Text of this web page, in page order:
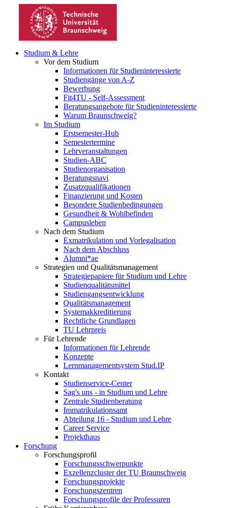
Studium & Lehre
Vor dem Studium
Informationen für Studieninteressierte
Studiengänge von A-Z
Bewerbung
Fit4TU - Self-Assessment
Beratungsangebote für Studieninteressierte
Warum Braunschweig?
Im Studium
Erstsemester-Hub
Semestertermine
Lehrveranstaltungen
Studien-ABC
Studienorganisation
Beratungsnavi
Zusatzqualifikationen
Finanzierung und Kosten
Besondere Studienbedingungen
Gesundheit & Wohlbefinden
Campusleben
Nach dem Studium
Exmatrikulation und Vorlegalisation
Nach dem Abschluss
Alumni*ae
Strategien und Qualitätsmanagement
Strategiepapiere für Studium und Lehre
Studienqualitätsmittel
Studiengangsentwicklung
Qualitätsmanagement
Systemakkreditierung
Rechtliche Grundlagen
TU Lehrpreis
Für Lehrende
Informationen für Lehrende
Konzepte
Lernmanagementsystem Stud.IP
Kontakt
Studienservice-Center
Sag's uns - in Studium und Lehre
Zentrale Studienberatung
Immatrikulationsamt
Abteilung 16 - Studium und Lehre
Career Service
Projekthaus
Forschung
Forschungsprofil
Forschungsschwerpunkte
Exzellenzcluster der TU Braunschweig
Forschungsprojekte
Forschungszentren
Forschungsprofile der Professuren